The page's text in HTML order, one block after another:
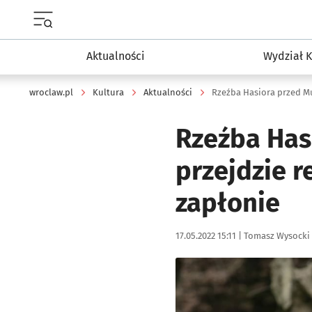
Aktualności Wydział
wroclaw.pl Kultura Aktualności
Rzeźba
przejdzie
zapłonie
Data publikacji:
17.05.2022 15:11 | Autor:
Tomasz Wysocki
Kliknij, aby zobaczyć
Kliknij, aby powiększyć